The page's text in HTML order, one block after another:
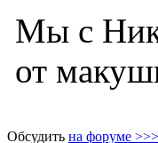
Мы с
от
Обсудить на форуме >>>